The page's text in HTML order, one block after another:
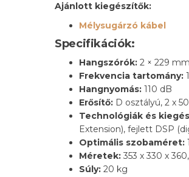
Ajánlott kiegészítők:
Mélysugárzó kábel
Specifikációk:
Hangszórók: 2 × 229
Frekvencia tartomány:
Hangnyomás: 110 dB
Erősítő: D osztályú, 2 x
Technológiák és
Extension), fejlett DSP
Optimális szobaméret:
Méretek: 353 x 330 x
Súly: 20 kg